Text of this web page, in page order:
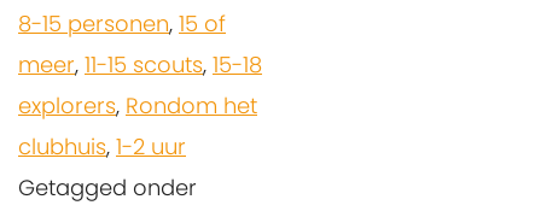
8-15 personen, 15 of
meer, 11-15 scouts, 15-18
explorers, Rondom het
clubhuis, 1-2 uur
Getagged onder